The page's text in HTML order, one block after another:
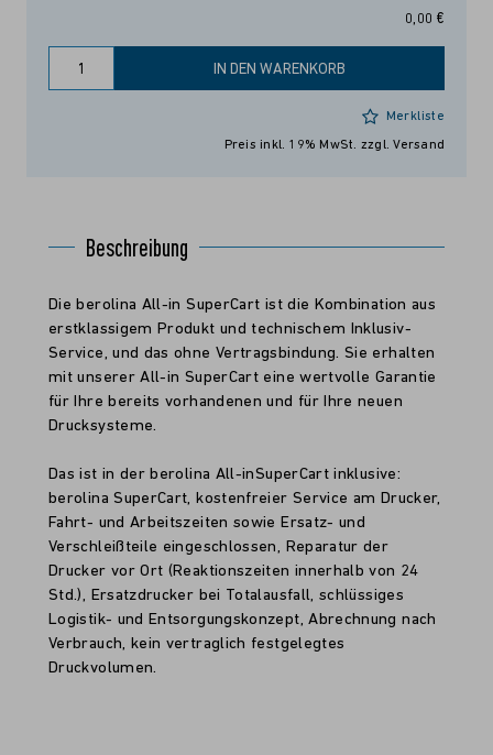
0,00 €
IN DEN WARENKORB
Merkliste
Preis inkl. 19% MwSt. zzgl. Versand
Beschreibung
Die berolina All-in SuperCart ist die Kombination aus
erstklassigem Produkt und technischem Inklusiv-
Service, und das ohne Vertragsbindung. Sie erhalten
mit unserer All-in SuperCart eine wertvolle Garantie
für Ihre bereits vorhandenen und für Ihre neuen
Drucksysteme.
Das ist in der berolina All-inSuperCart inklusive:
berolina SuperCart, kostenfreier Service am Drucker,
Fahrt- und Arbeitszeiten sowie Ersatz- und
Verschleißteile eingeschlossen, Reparatur der
Drucker vor Ort (Reaktionszeiten innerhalb von 24
Std.), Ersatzdrucker bei Totalausfall, schlüssiges
Logistik- und Entsorgungskonzept, Abrechnung nach
Verbrauch, kein vertraglich festgelegtes
Druckvolumen.